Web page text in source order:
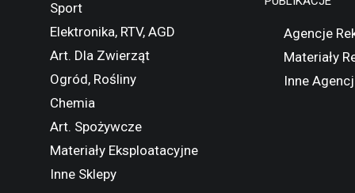
Sport
Elektronika, RTV, AGD
Art. Dla Zwierząt
Ogród, Rośliny
Chemia
Art. Spożywcze
Materiały Eksploatacyjne
Inne Sklepy
Agencje
Materiały
Inne